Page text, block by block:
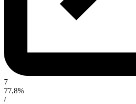
7
77,8%
/